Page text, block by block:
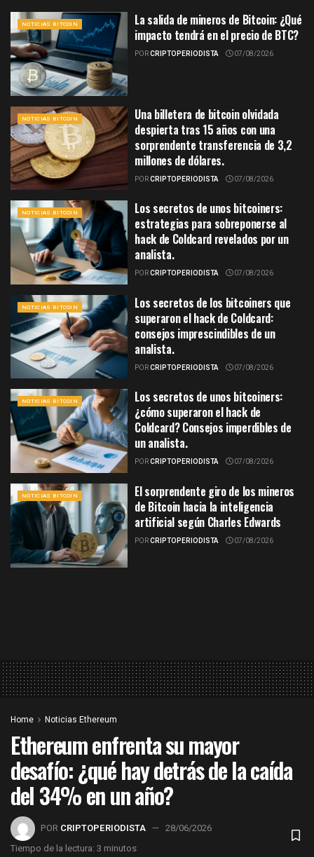
NOTICIAS BITCOIN
La salida de mineros de Bitcoin: ¿Qué
impacto tendrá en el precio de BTC?
PORCRIPTOPERIODISTA 07/08/2026
NOTICIAS BITCOIN
Una billetera de bitcoin olvidada
despierta tras 15 años con una
sorprendente transferencia de 3,2
millones de dólares.
PORCRIPTOPERIODISTA 07/08/2026
NOTICIAS BITCOIN
Los secretos de unos bitcoiners:
estrategias para sobreponerse al
hack de Coldcard revelados por un
analista.
PORCRIPTOPERIODISTA 07/08/2026
NOTICIAS BITCOIN
Los secretos de los bitcoiners que
superaron el hack de Coldcard:
consejos imprescindibles de un
analista.
PORCRIPTOPERIODISTA 07/08/2026
NOTICIAS BITCOIN
Los secretos de unos bitcoiners:
¿cómo superaron el hack de
Coldcard? Consejos imperdibles de
un analista.
PORCRIPTOPERIODISTA 07/08/2026
NOTICIAS BITCOIN
El sorprendente giro de los mineros
de Bitcoin hacia la inteligencia
artificial según Charles Edwards
PORCRIPTOPERIODISTA 07/08/2026
Home Noticias Ethereum
Ethereum enfrenta su mayor
desafío: ¿qué hay detrás de la caída
del 34% en un año?
POR CRIPTOPERIODISTA
28/06/2026
Tiempo de la lectura: 3 minutos